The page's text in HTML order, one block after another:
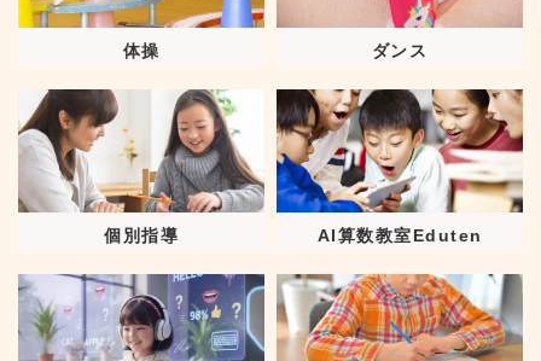
体操 ダンス
個別指導 AI算数教室Eduten